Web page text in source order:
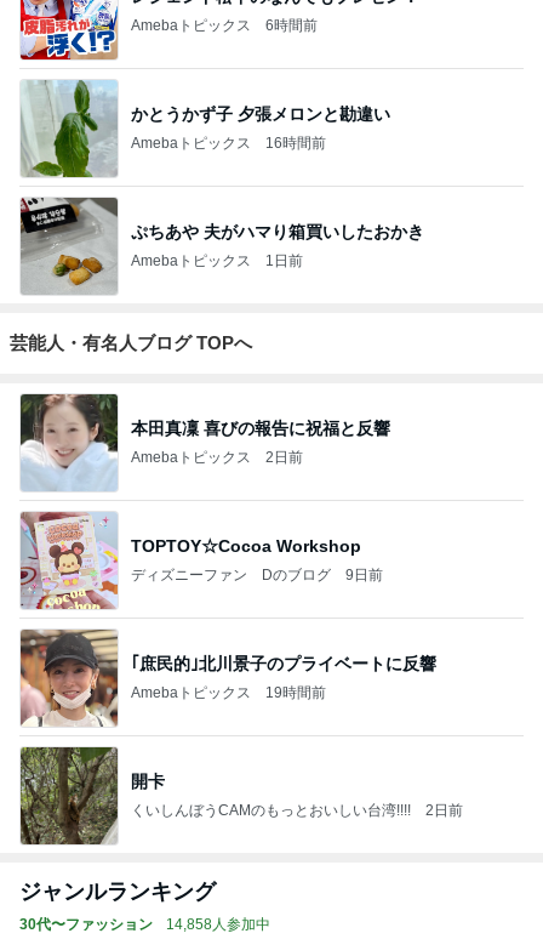
Amebaトピックス 6時間前
かとうかず子 夕張メロンと勘違い
Amebaトピックス 16時間前
ぷちあや 夫がハマり箱買いしたおかき
Amebaトピックス 1日前
芸能人・有名人ブログ TOPへ
本田真凜 喜びの報告に祝福と反響
Amebaトピックス 2日前
TOPTOY☆Cocoa Workshop
ディズニーファン Dのブログ 9日前
｢庶民的｣北川景子のプライベートに反響
Amebaトピックス 19時間前
開卡
くいしんぼうCAMのもっとおいしい台湾!!!! 2日前
ジャンルランキング
30代〜ファッション 14,858人参加中